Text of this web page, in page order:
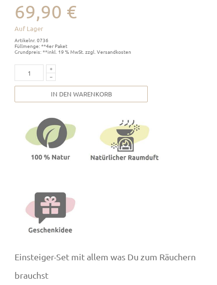
69,90 €
Auf Lager
Artikelnr. 0736
Füllmenge: **4er Paket
Grundpreis: **inkl. 19 % MwSt. zzgl. Versandkosten
IN DEN WARENKORB
Einsteiger-Set mit allem was Du zum Räuchern
brauchst